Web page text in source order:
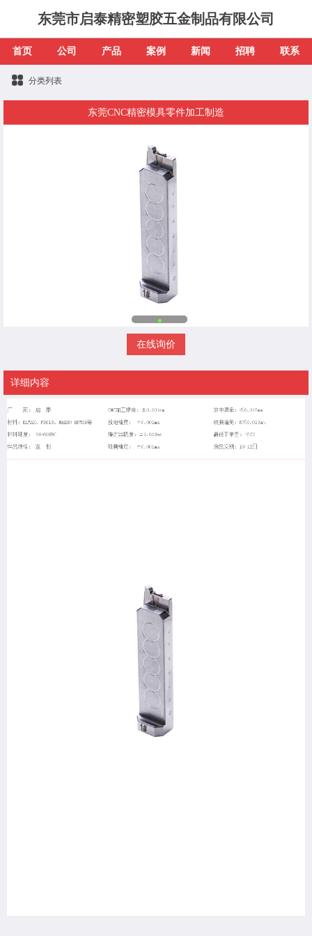
东莞市启泰精密塑胶五金制品有限公司
首页 公司 产品 案例 新闻 招聘 联系
分类列表
东莞CNC精密模具零件加工制造
在线询价
详细内容